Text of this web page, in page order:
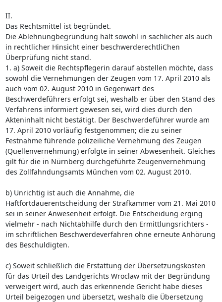
II.
Das Rechtsmittel ist begründet.
Die Ablehnungbegründung hält sowohl in sachlicher als auch
in rechtlicher Hinsicht einer beschwerderechtliChen
Überprüfung nicht stand.
1. a) Soweit die Rechtspflegerin darauf abstellen möchte, dass
sowohl die Vernehmungen der Zeugen vom 17. April 2010 als
auch vom 02. August 2010 in Gegenwart des
Beschwerdeführers erfolgt sei, weshalb er über den Stand des
Verfahrens informiert gewesen sei, wird dies durch den
Akteninhalt nicht bestätigt. Der Beschwerdeführer wurde am
17. April 2010 vorläufig festgenommen; die zu seiner
Festnahme führende polizeiliche Vernehmung des Zeugen
(Quellenvernehmung) erfolgte in seiner Abwesenheit. Gleiches
gilt für die in Nürnberg durchgeführte Zeugenvernehmung
des Zollfahndungsamts München vom 02. August 2010.
b) Unrichtig ist auch die Annahme, die
Haftfortdauerentscheidung der Strafkammer vom 21. Mai 2010
sei in seiner Anwesenheit erfolgt. Die Entscheidung erging
vielmehr - nach Nichtabhilfe durch den Ermittlungsrichters -
im schriftlichen Beschwerdeverfahren ohne erneute Anhörung
des Beschuldigten.
c) Soweit schließlich die Erstattung der Übersetzungskosten
für das Urteil des Landgerichts Wroclaw mit der Begründung
verweigert wird, auch das erkennende Gericht habe dieses
Urteil beigezogen und übersetzt, weshalb die Übersetzung